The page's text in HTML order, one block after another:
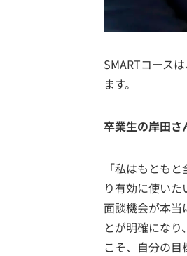
SMARTコース
ます。
卒業生の岸田さ
「私はもとも
り有効に使い
面談機会が本当
とが明確にな
こそ、自分の目